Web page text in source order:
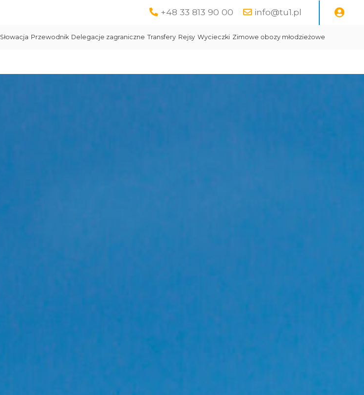
+48 33 813 90 00 info@tu1.pl
Słowacja Przewodnik Delegacje zagraniczne Transfery Rejsy Wycieczki Zimowe obozy młodzieżowe